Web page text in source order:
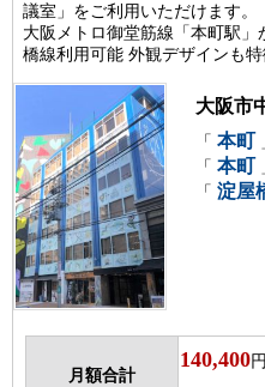
議室」をご利用いただけます。
大阪メトロ御堂筋線「本町駅
橋線利用可能 外観デザインも
大阪市
「 本町
「 本町
「 淀屋
月額合計
140,400円